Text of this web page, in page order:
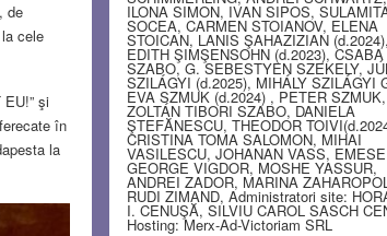
de
cele
şi
în
la
ILONA SIMON, IVAN SIPOS,
SOCEA, CARMEN STOIANOV, ELENA
STOICAN, LANIS ŞAHAZIZIAN (d.2024),
EDITH ŞIMŞENSOHN (d.2023), CSABA
SZABO, G. SEBESTYEN SZEKELY,
SZILÁGYI (d.2025), MIHÁLY SZILÁGYI
EVA SZMUK (d.2024) , PETER SZMUK,
ZOLTÁN TIBORI SZABO, DANIELA
ŞTEFĂNESCU, THEODOR
CRISTINA TOMA SALOMON, MIHAI
VASILESCU, JOHANAN VASS,
GEORGE VIGDOR, MOSHE YASSUR,
ANDREI ZADOR, MARINA
RUDI ZIMAND, Administratori site:
I. CENUŞĂ, SILVIU CAROL SASCH
Hosting: Merx-Ad-Victoriam SRL